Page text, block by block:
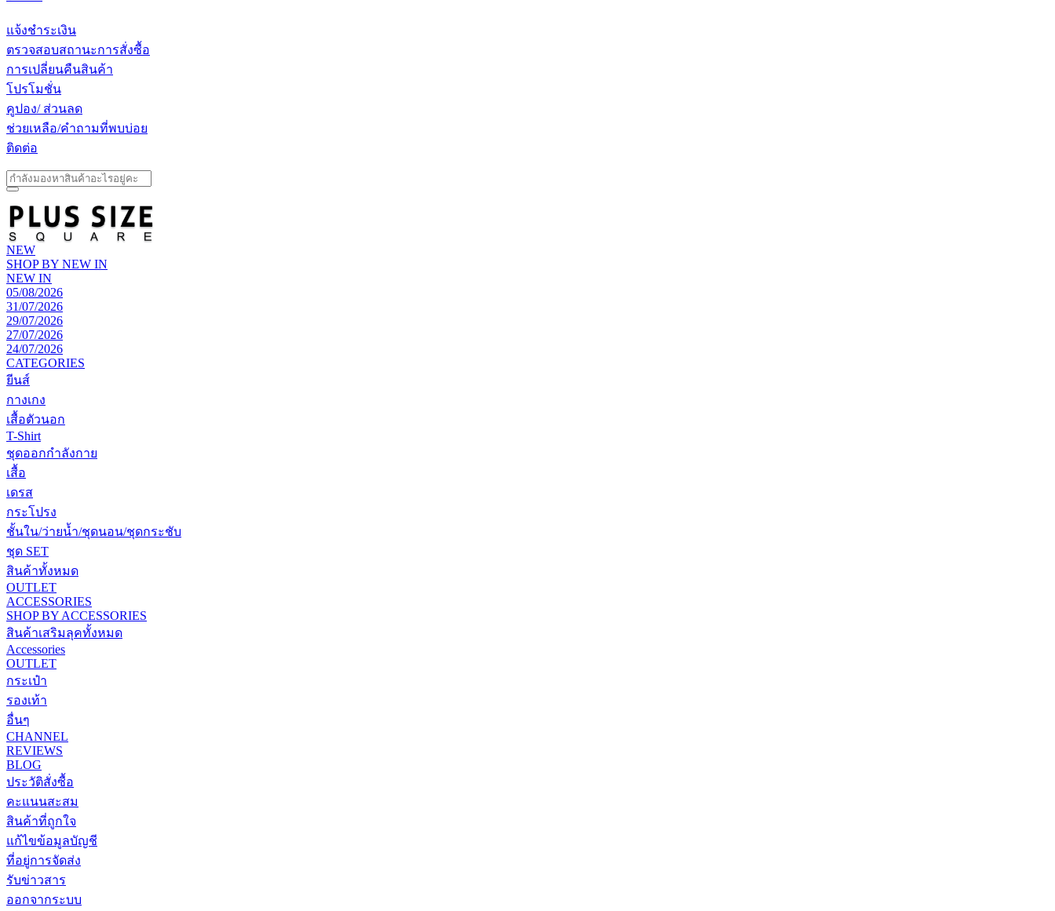
แจ้งชำระเงิน
ตรวจสอบสถานะการสั่งซื้อ
การเปลี่ยนคืนสินค้า
โปรโมชั่น
คูปอง/ ส่วนลด
ช่วยเหลือ/คำถามที่พบบ่อย
ติดต่อ
NEW
SHOP BY NEW IN
NEW IN
05/08/2026
31/07/2026
29/07/2026
27/07/2026
24/07/2026
CATEGORIES
ยีนส์
กางเกง
เสื้อตัวนอก
T-Shirt
ชุดออกกำลังกาย
เสื้อ
เดรส
กระโปรง
ชั้นใน/ว่ายน้ำ/ชุดนอน/ชุดกระชับ
ชุด SET
สินค้าทั้งหมด
OUTLET
ACCESSORIES
SHOP BY ACCESSORIES
สินค้าเสริมลุคทั้งหมด
Accessories
OUTLET
กระเป๋า
รองเท้า
อื่นๆ
CHANNEL
REVIEWS
BLOG
ประวัติสั่งซื้อ
คะแนนสะสม
สินค้าที่ถูกใจ
แก้ไขข้อมูลบัญชี
ที่อยู่การจัดส่ง
รับข่าวสาร
ออกจากระบบ